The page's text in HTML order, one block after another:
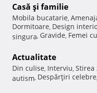
Casă şi familie
Mobila bucatarie,
Dormitoare, Design
singura, Gravide, Femei
Actualitate
Din culise, Interviu, Stirea
autism, Despărţiri celebre,